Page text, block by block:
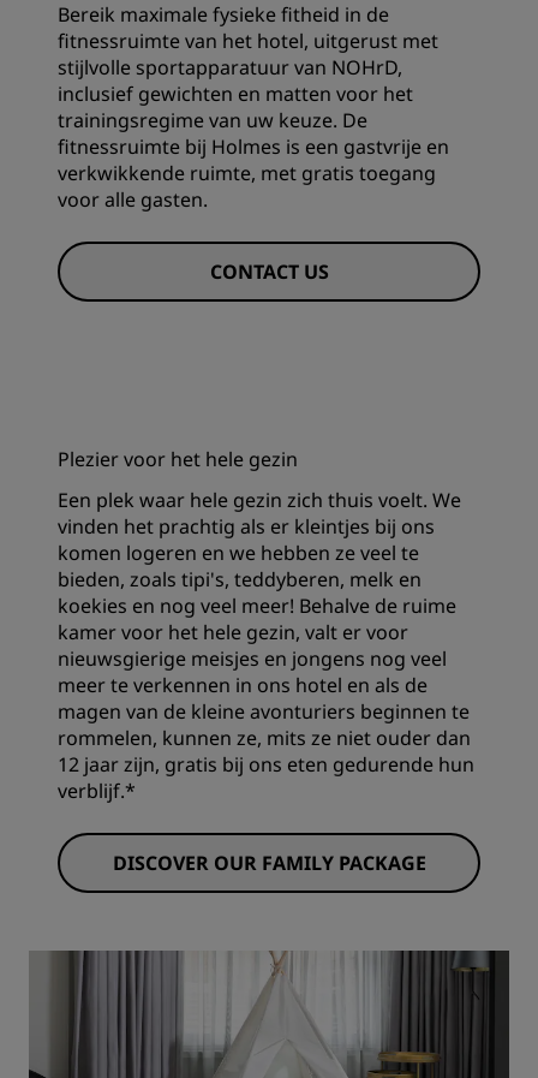
Bereik maximale fysieke fitheid in de
fitnessruimte van het hotel, uitgerust met
stijlvolle sportapparatuur van NOHrD,
inclusief gewichten en matten voor het
trainingsregime van uw keuze. De
fitnessruimte bij Holmes is een gastvrije en
verkwikkende ruimte, met gratis toegang
voor alle gasten.
CONTACT US
Plezier voor het hele gezin
Een plek waar hele gezin zich thuis voelt. We
vinden het prachtig als er kleintjes bij ons
komen logeren en we hebben ze veel te
bieden, zoals tipi's, teddyberen, melk en
koekies en nog veel meer! Behalve de ruime
kamer voor het hele gezin, valt er voor
nieuwsgierige meisjes en jongens nog veel
meer te verkennen in ons hotel en als de
magen van de kleine avonturiers beginnen te
rommelen, kunnen ze, mits ze niet ouder dan
12 jaar zijn, gratis bij ons eten gedurende hun
verblijf.*
DISCOVER OUR FAMILY PACKAGE